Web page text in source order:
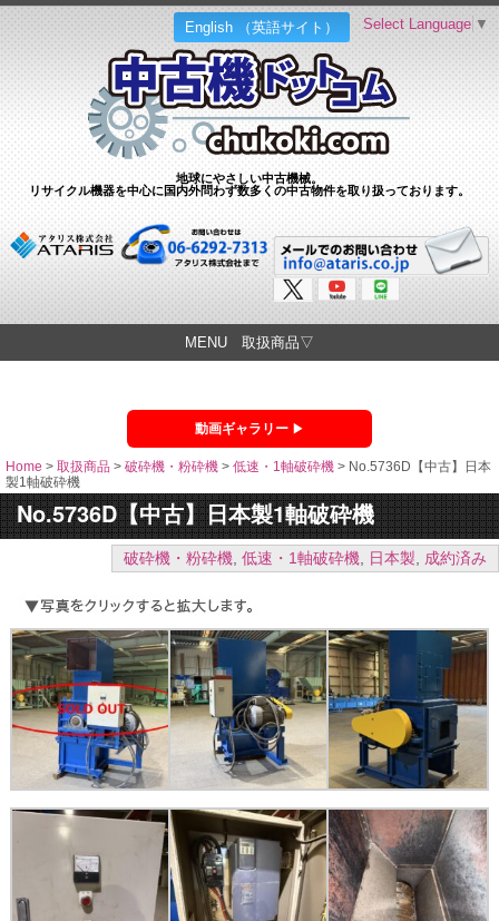
English （英語サイト）
地球にやさしい中古機械。
リサイクル機器を中心に国内外問わず数多くの中古物件を取り扱っております。
Select Language ▼
MENU 取扱商品▽
動画ギャラリー
Home > 取扱商品 > 破砕機・粉砕機 > 低速・1軸破砕機 > No.5736D【中古】日本
製1軸破砕機
No.5736D【中古】日本製1軸破砕機
破砕機・粉砕機, 低速・1軸破砕機, 日本製, 成約済み